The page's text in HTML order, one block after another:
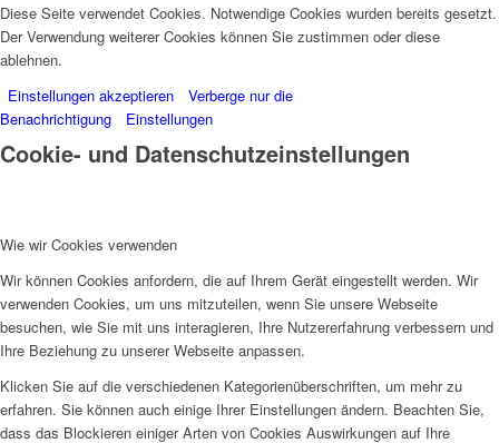
Diese Seite verwendet Cookies. Notwendige Cookies wurden bereits gesetzt.
Der Verwendung weiterer Cookies können Sie zustimmen oder diese
ablehnen.
Einstellungen akzeptieren
Verberge nur die
Benachrichtigung
Einstellungen
Cookie- und Datenschutzeinstellungen
Wie wir Cookies verwenden
Wir können Cookies anfordern, die auf Ihrem Gerät eingestellt werden. Wir
verwenden Cookies, um uns mitzuteilen, wenn Sie unsere Webseite
besuchen, wie Sie mit uns interagieren, Ihre Nutzererfahrung verbessern und
Ihre Beziehung zu unserer Webseite anpassen.
Klicken Sie auf die verschiedenen Kategorienüberschriften, um mehr zu
erfahren. Sie können auch einige Ihrer Einstellungen ändern. Beachten Sie,
dass das Blockieren einiger Arten von Cookies Auswirkungen auf Ihre